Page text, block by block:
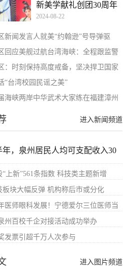
新美学献礼创团30周年
2024-08-22
新闻发言人就美“约翰逊”号导弹驱
回应美舰过航台湾海峡：全程跟监警
：时刻保持高度戒备，坚决捍卫国家
“台湾校园民谣之美”
海峡两岸中华武术大家练在福建漳州
进入新闻频道
年，泉州居民人均可支配收入30
上新”561条指数 科技类主题新增
板块大幅反弹 机构称后市或分化
医师眼科发展！宁德爱尔三位医师当
州百校千企对接活动成功举办
发票引超千万人次参与
进入图片频道